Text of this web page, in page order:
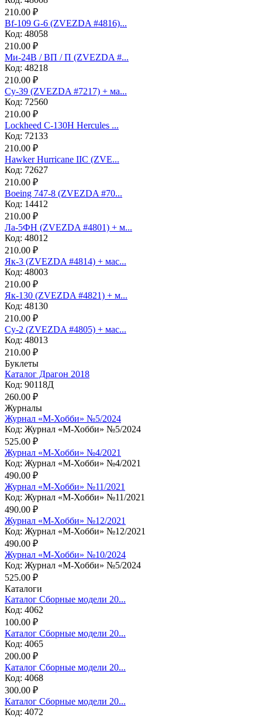
210.00 ₽
Bf-109 G-6 (ZVEZDA #4816)...
Код: 48058
210.00 ₽
Ми-24В / ВП / П (ZVEZDA #...
Код: 48218
210.00 ₽
Су-39 (ZVEZDA #7217) + ма...
Код: 72560
210.00 ₽
Lockheed C-130H Hercules ...
Код: 72133
210.00 ₽
Hawker Hurricane IIC (ZVE...
Код: 72627
210.00 ₽
Boeing 747-8 (ZVEZDA #70...
Код: 14412
210.00 ₽
Ла-5ФН (ZVEZDA #4801) + м...
Код: 48012
210.00 ₽
Як-3 (ZVEZDA #4814) + мас...
Код: 48003
210.00 ₽
Як-130 (ZVEZDA #4821) + м...
Код: 48130
210.00 ₽
Су-2 (ZVEZDA #4805) + мас...
Код: 48013
210.00 ₽
Буклеты
Каталог Драгон 2018
Код: 90118Д
260.00 ₽
Журналы
Журнал «М-Хобби» №5/2024
Код: Журнал «М-Хобби» №5/2024
525.00 ₽
Журнал «М-Хобби» №4/2021
Код: Журнал «М-Хобби» №4/2021
490.00 ₽
Журнал «М-Хобби» №11/2021
Код: Журнал «М-Хобби» №11/2021
490.00 ₽
Журнал «М-Хобби» №12/2021
Код: Журнал «М-Хобби» №12/2021
490.00 ₽
Журнал «М-Хобби» №10/2024
Код: Журнал «М-Хобби» №5/2024
525.00 ₽
Каталоги
Каталог Сборные модели 20...
Код: 4062
100.00 ₽
Каталог Сборные модели 20...
Код: 4065
200.00 ₽
Каталог Сборные модели 20...
Код: 4068
300.00 ₽
Каталог Сборные модели 20...
Код: 4072